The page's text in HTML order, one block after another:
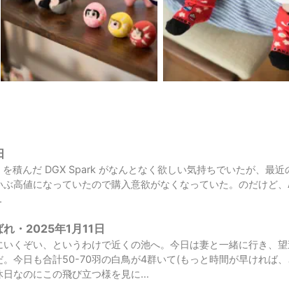
積んだ DGX Spark がなんとなく欲しい気持ちでいたが、最
高値になっていたので購入意欲がなくなっていた。のだけど
・2025年1月11日
くぞい、というわけで近くの池へ。今日は妻と一緒に行き、
今日も合計50-70羽の白鳥が4群いて(もっと時間が早ければ、
日なのにこの飛び立つ様を見に...